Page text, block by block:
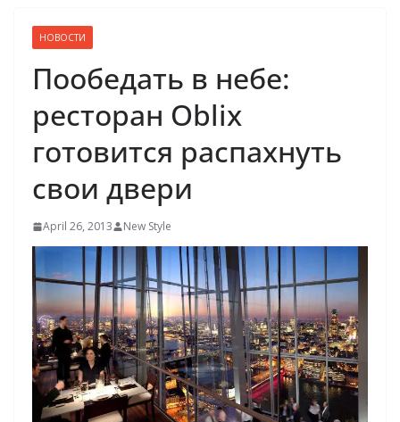
НОВОСТИ
Пообедать в небе:
ресторан Oblix
готовится распахнуть
свои двери
April 26, 2013 New Style